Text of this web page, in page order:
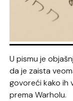
U pismu je
da je zaista
govoreći kako ih
prema Warholu.